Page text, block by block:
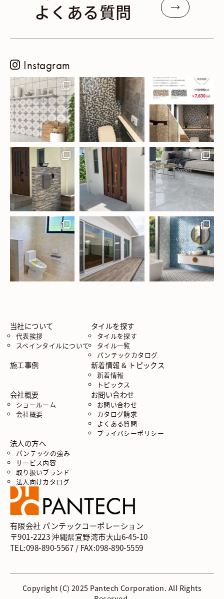
よくある質問
Instagram
当社について
代表挨拶
スペインタイルについて
タイルを探す
タイルを探す
タイル一覧
パンテックカタログ
施工事例 新着情報 & トピックス
新着情報
トピックス
会社概要
ショールーム
会社概要
お問い合わせ
お問い合わせ
カタログ請求
よくある質問
プライバシーポリシー
法人の方へ
パンテックの強み
サービス内容
取り扱いブランド
法人向けカタログ
有限会社 パンテックコーポレーション
〒901-2223 沖縄県宜野湾市大山6-45-10
TEL:098-890-5567 / FAX:098-890-5559
Copyright (C) 2025 Pantech Corporation. All Rights